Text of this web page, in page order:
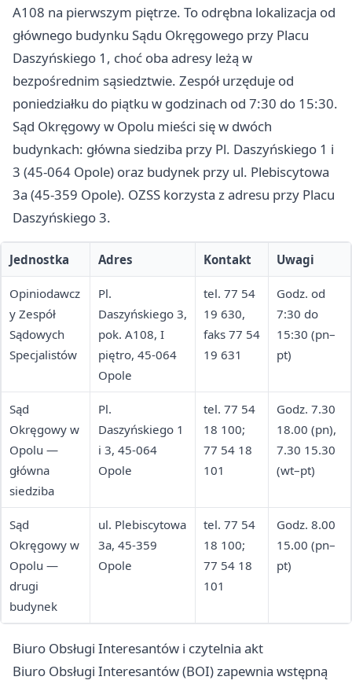
A108 na pierwszym piętrze. To odrębna lokalizacja od
głównego budynku Sądu Okręgowego przy Placu
Daszyńskiego 1, choć oba adresy leżą w
bezpośrednim sąsiedztwie. Zespół urzęduje od
poniedziałku do piątku w godzinach od 7:30 do 15:30.
Sąd Okręgowy w Opolu mieści się w dwóch
budynkach: główna siedziba przy Pl. Daszyńskiego 1 i
3 (45-064 Opole) oraz budynek przy ul. Plebiscytowa
3a (45-359 Opole). OZSS korzysta z adresu przy Placu
Daszyńskiego 3.
Jednostka Adres Kontakt Uwagi
Opiniodawcz
y Zespół
Sądowych
Specjalistów
Pl.
Daszyńskiego 3,
pok. A108, I
piętro, 45-064
Opole
tel. 77 54
19 630,
faks 77 54
19 631
Godz. od
7:30 do
15:30 (pn–
pt)
Sąd
Okręgowy w
Opolu —
główna
siedziba
Pl.
Daszyńskiego 1
i 3, 45-064
Opole
tel. 77 54
18 100;
77 54 18
101
Godz. 7.30
18.00 (pn),
7.30 15.30
(wt–pt)
Sąd
Okręgowy w
Opolu —
drugi
budynek
ul. Plebiscytowa
3a, 45-359
Opole
tel. 77 54
18 100;
77 54 18
101
Godz. 8.00
15.00 (pn–
pt)
Biuro Obsługi Interesantów i czytelnia akt
Biuro Obsługi Interesantów (BOI) zapewnia wstępną